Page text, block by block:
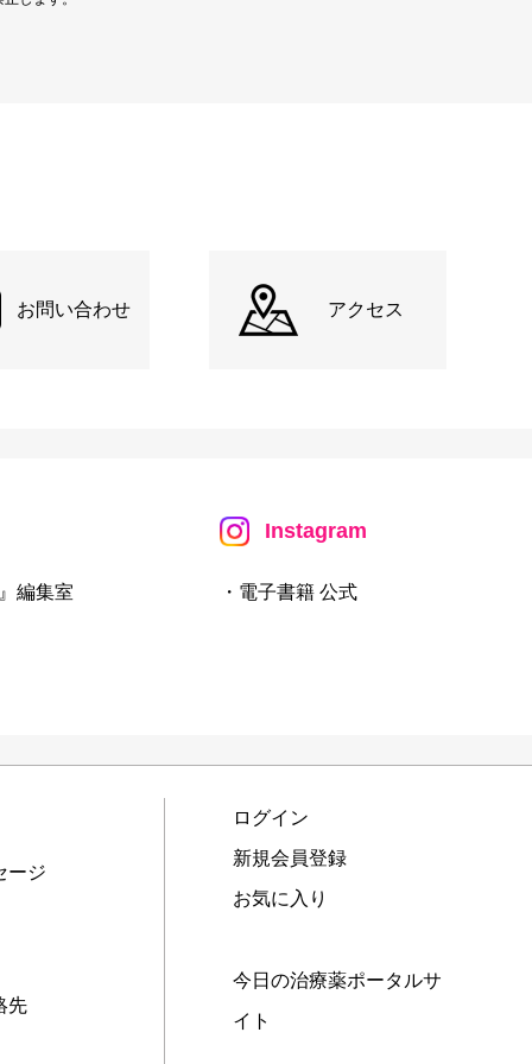
お問い合わせ アクセス
編集室
Instagram
・電子書籍 公式
ージ
先
ログイン
新規会員登録
お気に入り
今日の治療薬ポータルサ
イト